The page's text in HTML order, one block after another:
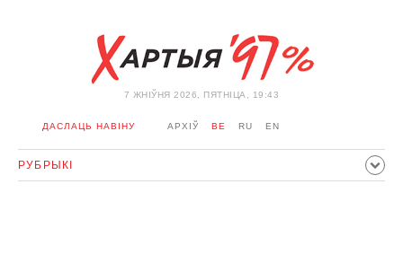
7 ЖНIЎНЯ 2026, ПЯТНІЦА, 19:43
ДАСЛАЦЬ НАВІНУ АРХІЎ BE RU EN
РУБРЫКІ